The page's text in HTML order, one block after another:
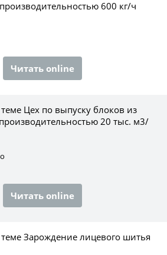
600 кг/ч
Читать online
Цех по выпуску блоков из
20 тыс. м3/
Читать online
теме Зарождение лицевого шитья